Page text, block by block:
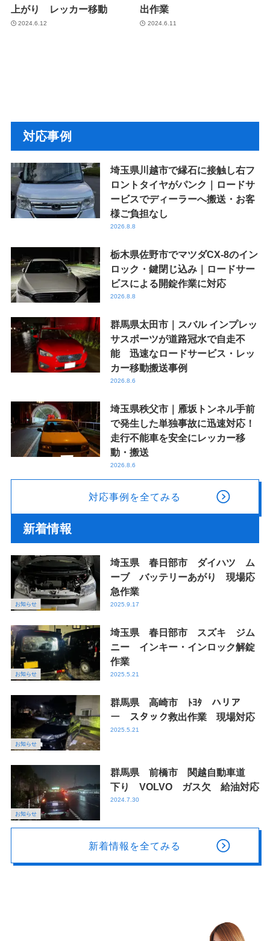
上がり レッカー移動
2024.6.12
出作業
2024.6.11
対応事例
埼玉県川越市で縁石に接触し右フ
ロントタイヤがパンク｜ロードサ
ービスでディーラーへ搬送・お客
様ご負担なし
2026.8.8
栃木県佐野市でマツダCX-8のイン
ロック・鍵閉じ込み｜ロードサー
ビスによる開錠作業に対応
2026.8.8
群馬県太田市｜スバル インプレッ
サスポーツが道路冠水で自走不
能 迅速なロードサービス・レッ
カー移動搬送事例
2026.8.6
埼玉県秩父市｜雁坂トンネル手前
で発生した単独事故に迅速対応！
走行不能車を安全にレッカー移
動・搬送
2026.8.6
対応事例を全てみる
新着情報
お知らせ
埼玉県 春日部市 ダイハツ ム
ーブ バッテリーあがり 現場応
急作業
2025.9.17
お知らせ
埼玉県 春日部市 スズキ ジム
ニー インキー・インロック解錠
作業
2025.5.21
お知らせ
群馬県 高崎市 ﾄﾖﾀ ハリア
ー スタック救出作業 現場対応
2025.5.21
お知らせ
群馬県 前橋市 関越自動車道
下り VOLVO ガス欠 給油対応
2024.7.30
新着情報を全てみる